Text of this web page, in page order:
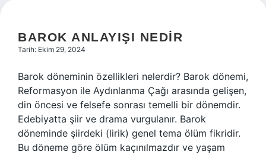
BAROK ANLAYIŞI NEDIR
Tarih: Ekim 29, 2024
Barok döneminin özellikleri nelerdir? Barok dönemi,
Reformasyon ile Aydınlanma Çağı arasında gelişen,
din öncesi ve felsefe sonrası temelli bir dönemdir.
Edebiyatta şiir ve drama vurgulanır. Barok
döneminde şiirdeki (lirik) genel tema ölüm fikridir.
Bu döneme göre ölüm kaçınılmazdır ve yaşam